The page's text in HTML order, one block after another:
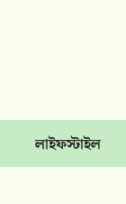
লাইফস্টাইল